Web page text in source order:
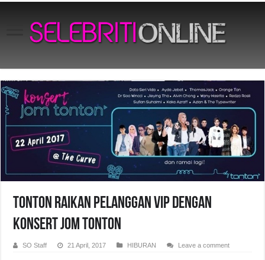
tonton raikan pelanggan VIP dengan
Konsert jom tonton
SO Staff 21 April, 2017 HIBURAN Leave a comment